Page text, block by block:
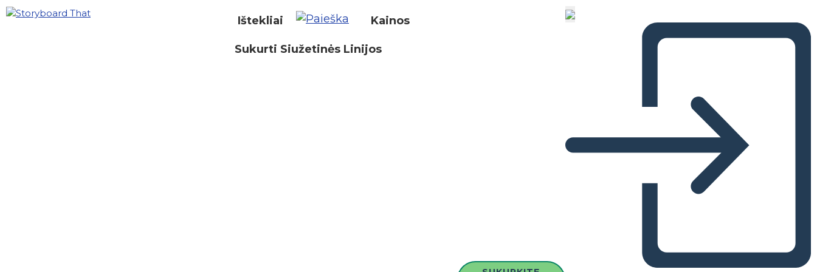
Ištekliai Kainos
Sukurti Siužetinės Linijos